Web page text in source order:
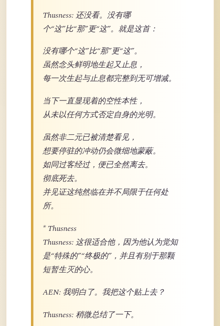
Thusness: 还没看。没有哪
个“这”比“那”更“这”。就是这首：
没有哪个“这”比“那”更“这”。
虽然念头鲜明地生起又止息，
每一次生起与止息都完整到无可增减。
当下一直显现着的空性本性，
从未以任何方式否定自身的光明。
虽然非二元已被清楚看见，
想要停驻的冲动仍会微细地蒙蔽。
如同过客经过，便已全然离去。
彻底死去。
并见证这纯然临在并不局限于任何处
所。
* Thusness
Thusness: 这很适合他，因为他认为觉知
是“特殊的”“终极的”，并且有别于那颗
短暂生灭的心。
AEN: 我明白了。我把这个贴上去？
Thusness: 稍微总结了一下。